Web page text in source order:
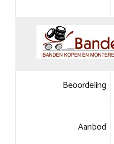
Beoordeling
Aanbod